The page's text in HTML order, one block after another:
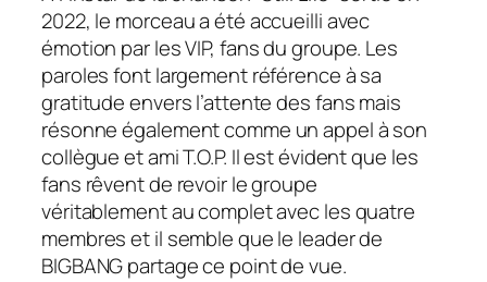
2022, le morceau a été accueilli avec
émotion par les VIP, fans du groupe. Les
paroles font largement référence à sa
gratitude envers l’attente des fans mais
résonne également comme un appel à son
collègue et ami T.O.P. Il est évident que les
fans rêvent de revoir le groupe
véritablement au complet avec les quatre
membres et il semble que le leader de
BIGBANG partage ce point de vue.